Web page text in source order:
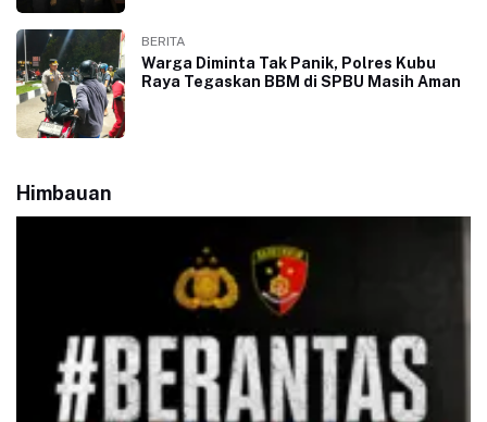
BERITA
Warga Diminta Tak Panik, Polres Kubu
Raya Tegaskan BBM di SPBU Masih Aman
Himbauan